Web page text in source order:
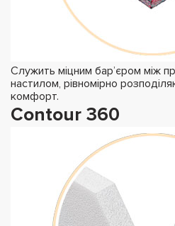
Служить міцним бар’єром між
настилом, рівномірно
комфорт.
Contour 360